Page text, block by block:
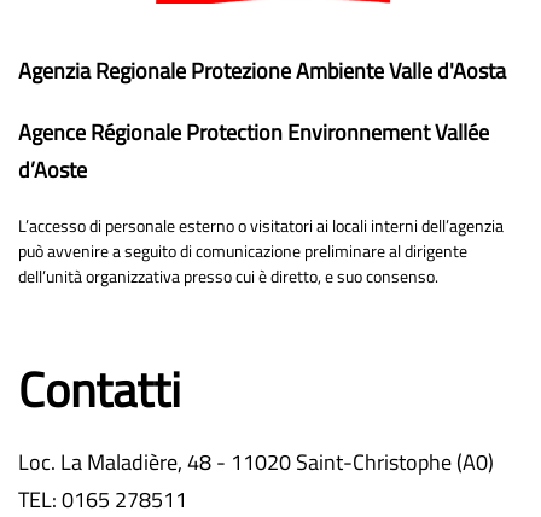
Agenzia Regionale Protezione Ambiente Valle d'Aosta
Agence Régionale Protection Environnement Vallée
d’Aoste
L’accesso di personale esterno o visitatori ai locali interni dell’agenzia
può avvenire a seguito di comunicazione preliminare al dirigente
dell’unità organizzativa presso cui è diretto, e suo consenso.
Contatti
Loc. La Maladière, 48 - 11020 Saint-Christophe (A0)
TEL: 0165 278511